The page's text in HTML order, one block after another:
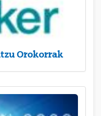
Orokorrak